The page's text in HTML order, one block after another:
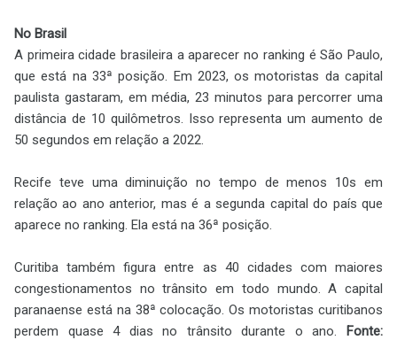
No Brasil
A primeira cidade brasileira a aparecer no ranking é São Paulo,
que está na 33ª posição. Em 2023, os motoristas da capital
paulista gastaram, em média, 23 minutos para percorrer uma
distância de 10 quilômetros. Isso representa um aumento de
50 segundos em relação a 2022.
Recife teve uma diminuição no tempo de menos 10s em
relação ao ano anterior, mas é a segunda capital do país que
aparece no ranking. Ela está na 36ª posição.
Curitiba também figura entre as 40 cidades com maiores
congestionamentos no trânsito em todo mundo. A capital
paranaense está na 38ª colocação. Os motoristas curitibanos
perdem quase 4 dias no trânsito durante o ano. Fonte: